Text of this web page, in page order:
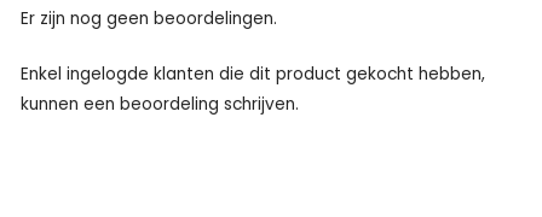
Er zijn nog geen beoordelingen.
Enkel ingelogde klanten die dit product gekocht hebben,
kunnen een beoordeling schrijven.